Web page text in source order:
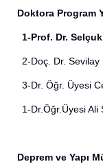
Doktora Program
1-Prof. Dr.
2-Doç. Dr. Sevilay
3-Dr. Öğr. Üyesi
1-Dr.Öğr.Üyesi Ali
Deprem ve Yapı